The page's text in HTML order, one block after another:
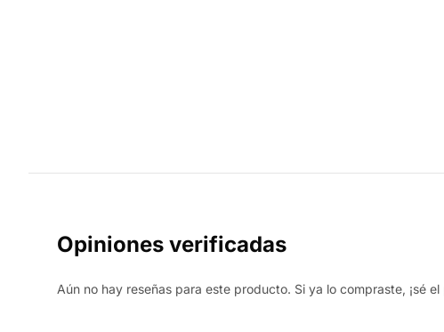
Opiniones verificadas
Aún no hay reseñas para este producto. Si ya lo compraste, ¡sé